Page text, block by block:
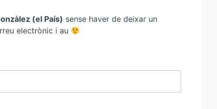
(el País) sense haver de deixar un
electrònic i au